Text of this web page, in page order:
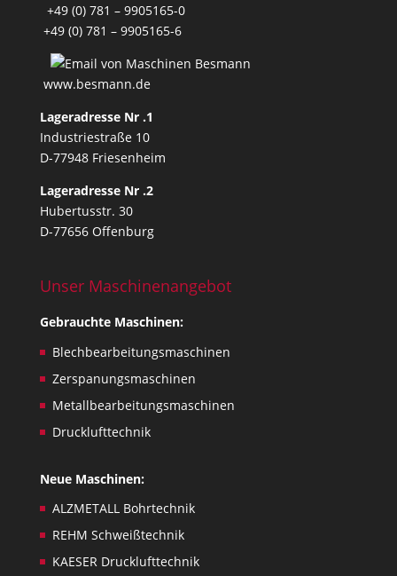
+49 (0) 781 – 9905165-0
+49 (0) 781 – 9905165-6
www.besmann.de
Lageradresse Nr .1
Industriestraße 10
D-77948 Friesenheim
Lageradresse Nr .2
Hubertusstr. 30
D-77656 Offenburg
Unser Maschinenangebot
Gebrauchte Maschinen:
Blechbearbeitungsmaschinen
Zerspanungsmaschinen
Metallbearbeitungsmaschinen
Drucklufttechnik
Neue Maschinen:
ALZMETALL Bohrtechnik
REHM Schweißtechnik
KAESER Drucklufttechnik